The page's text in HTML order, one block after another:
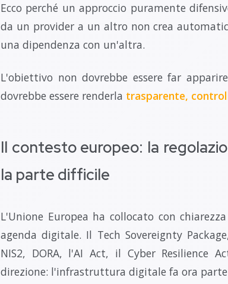
Ecco perché un approccio puramente
da un provider a un altro non crea
una dipendenza con un'altra.
L'obiettivo non dovrebbe essere far
dovrebbe essere renderla trasparente,
Il contesto europeo: la
la parte difficile
L'Unione Europea ha collocato con
agenda digitale. Il Tech Sovereignty
NIS2, DORA, l'AI Act, il Cyber
direzione: l'infrastruttura digitale fa ora